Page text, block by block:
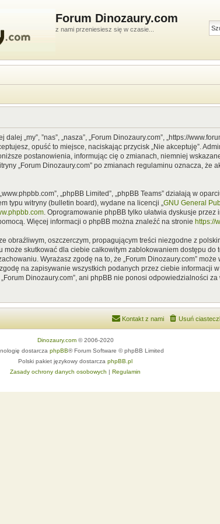
Forum Dinozaury.com
z nami przeniesiesz się w czasie...
„my”, ”nas”, „nasza”, „Forum Dinozaury.com”, „https://
opuść to miejsce, naciskając przycisk „Nie akceptuję”.
postanowienia, informując cię o zmianach, niemniej
„Forum Dinozaury.com” po zmianach regulaminu oznacza, że
„phpBB Limited”, „phpBB Teams” działają w
typu witryny (bulletin board), wydane na licencji „GNU General
. Oprogramowanie phpBB tylko ułatwia dyskusje przez
Więcej informacji o phpBB można znaleźć na stronie https://
obraźliwym, oszczerczym, propagującym treści niezgodne z
skutkować dla ciebie całkowitym zablokowaniem dostępu do
Wyrażasz zgodę na to, że „Forum Dinozaury.com”
na zapisywanie wszystkich podanych przez ciebie informacji
Dinozaury.com”, ani phpBB nie ponosi odpowiedzialności za
Usuń
Kontakt z nami
Dinozaury.com© 2006-2020
dostarcza phpBB® Forum Software © phpBB Limited
Polski pakiet językowy dostarcza phpBB.pl
Zasady ochrony danych osobowych | Regulamin